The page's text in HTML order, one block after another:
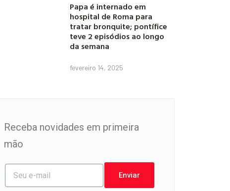
Papa é internado em
hospital de Roma para
tratar bronquite; pontífice
teve 2 episódios ao longo
da semana
fevereiro 14, 2025
Receba novidades em primeira
mão
Enviar